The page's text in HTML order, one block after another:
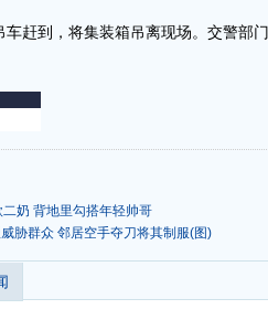
到，将集装箱吊离现场。交警部门
奶 背地里勾搭年轻帅哥
胁群众 邻居空手夺刀将其制服(图)